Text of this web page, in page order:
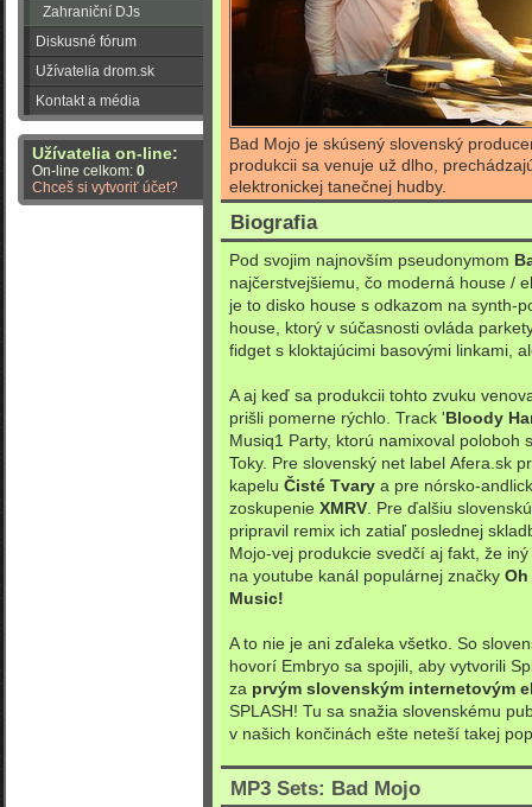
Zahraniční DJs
Diskusné fórum
Užívatelia drom.sk
Kontakt a média
Užívatelia on-line:
On-line celkom: 0
Chceš si vytvoriť účet?
Bad Mojo je skúsený slovenský
produkcii sa venuje už dlho,
elektronickej tanečnej hudby.
Biografia
Pod svojim najnovším pseudonymom
najčerstvejšiemu, čo moderná house /
je to disko house s odkazom na synth-
house, ktorý v súčasnosti ovláda
fidget s kloktajúcimi basovými linkami,
A aj keď sa produkcii tohto zvuku
prišli pomerne rýchlo. Track 'Bloody
Musiq1 Party, ktorú namixoval poloboh
Toky. Pre slovenský net label Afera.sk
kapelu Čisté Tvary a pre nórsko-
zoskupenie XMRV . Pre ďalšiu
pripravil remix ich zatiaľ poslednej
Mojo-vej produkcie svedčí aj fakt, že
na youtube kanál populárnej značky
Music!
A to nie je ani zďaleka všetko. So
hovorí Embryo sa spojili, aby vytvorili
za prvým slovenským internetovým
SPLASH! Tu sa snažia slovenskému
v našich končinách ešte neteší takej
MP3 Sets: Bad Mojo